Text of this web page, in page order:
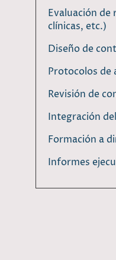
Evaluación de
clínicas, etc.)
Diseño de
Protocolos de
Revisión de
Integración
Formación a
Informes